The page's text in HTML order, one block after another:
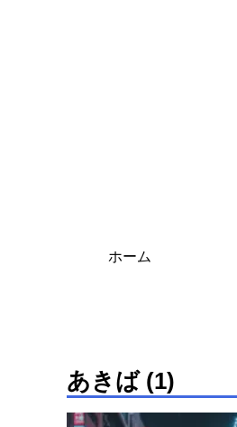
ホーム
あきば (1)